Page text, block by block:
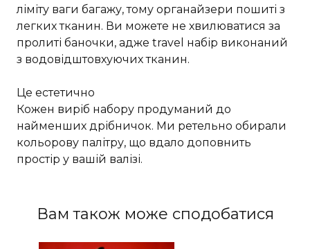
ліміту ваги багажу, тому органайзери пошиті з
легких тканин. Ви можете не хвилюватися за
пролиті баночки, адже travel набір виконаний
з водовідштовхуючих тканин.
Це естетично
Кожен виріб набору продуманий до
найменших дрібничок. Ми ретельно обирали
кольорову палітру, що вдало доповнить
простір у вашій валізі.
Вам також може сподобатися